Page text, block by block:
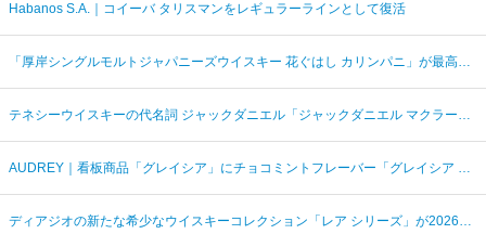
Habanos S.A.｜コイーバ タリスマンをレギュラーラインとして復活
「厚岸シングルモルトジャパニーズウイスキー 花ぐはし カリンパニ」が最高金賞、ジャパングランプリ受賞
テネシーウイスキーの代名詞 ジャックダニエル「ジャックダニエル マクラーレン2026ラベル」を数量限定発売
AUDREY｜看板商品「グレイシア」にチョコミントフレーバー「グレイシア チョコミンティ」が新登場
ディアジオの新たな希少なウイスキーコレクション「レア シリーズ」が2026年7月7日（火）より日本発売